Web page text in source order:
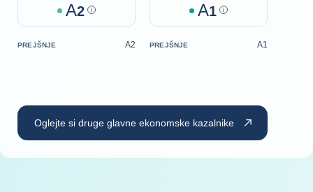
A2 Help A1 Help
PREJŠNJE A2 PREJŠNJE A1
Oglejte si druge glavne ekonomske kazalnike